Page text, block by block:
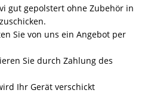
gut gepolstert ohne Zubehör in
Sie von uns ein Angebot per
Sie durch Zahlung des
Ihr Gerät verschickt